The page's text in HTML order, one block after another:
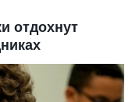
отдохнут